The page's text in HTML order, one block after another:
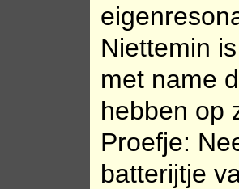
Niettemin
met name
hebben op
Proefje:
batterijtje